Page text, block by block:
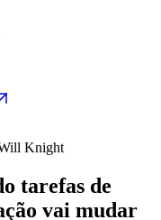
Knight
tarefas de
vai mudar